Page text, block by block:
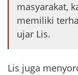
masyarakat,
memiliki
ujar Lis.
Lis juga